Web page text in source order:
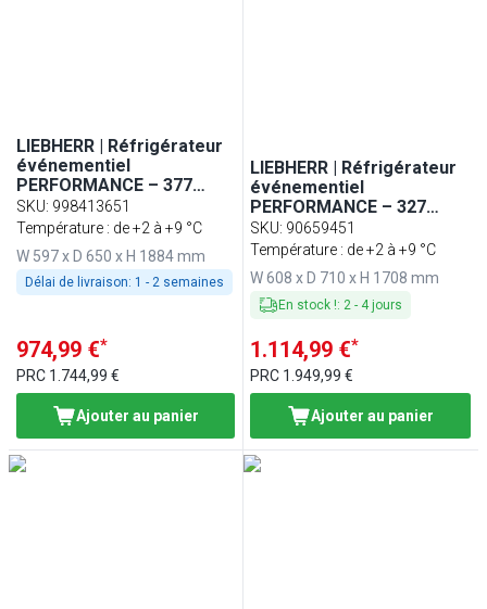
LIEBHERR | Réfrigérateur
événementiel
PERFORMANCE – 377
litres – Intérieur en
plastique – 1 porte – Blanc
SKU: 998413651
Température : de +2 à +9 °C
W 597 x D 650 x H 1884 mm
Délai de livraison: 1 - 2 semaines
974,99 €*
PRC 1.744,99 €
Ajouter au panier
LIEBHERR | Réfrigérateur
événementiel
PERFORMANCE – 327
litres – intérieur en
plastique – avec arceau
de protection – avec 1
porte – blanc
SKU: 90659451
Température : de +2 à +9 °C
W 608 x D 710 x H 1708 mm
En stock !: 2 - 4 jours
1.114,99 €*
PRC 1.949,99 €
Ajouter au panier